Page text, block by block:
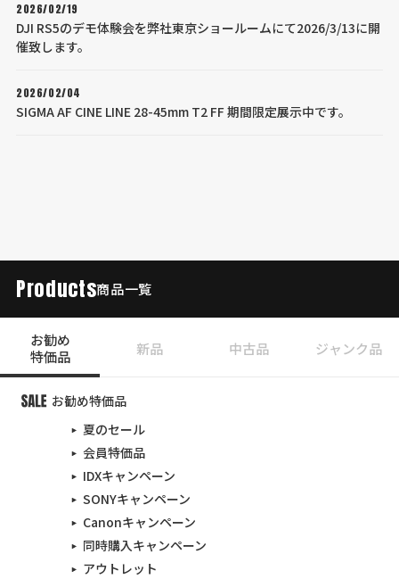
2026/02/19
DJI RS5のデモ体験会を弊社東京ショールームにて2026/3/13に開
催致します。
2026/02/04
SIGMA AF CINE LINE 28-45mm T2 FF 期間限定展示中です。
Products商品一覧
お勧め
特価品
新品 中古品 ジャンク品
お勧め特価品
夏のセール
会員特価品
IDXキャンペーン
SONYキャンペーン
Canonキャンペーン
同時購入キャンペーン
アウトレット